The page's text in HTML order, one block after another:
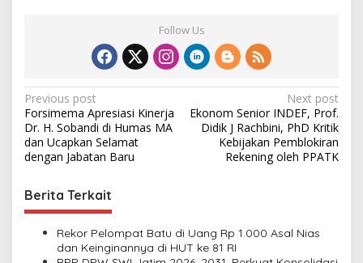
Follow Us
P
o
s
n
a
Previous post
Forsimema Apresiasi Kinerja
Dr. H. Sobandi di Humas MA
dan Ucapkan Selamat
dengan Jabatan Baru
Next post
Ekonom Senior INDEF, Prof.
Didik J Rachbini, PhD Kritik
Kebijakan Pemblokiran
Rekening oleh PPATK
Berita Terkait
Rekor Pelompat Batu di Uang Rp 1.000 Asal Nias
dan Keinginannya di HUT ke 81 RI